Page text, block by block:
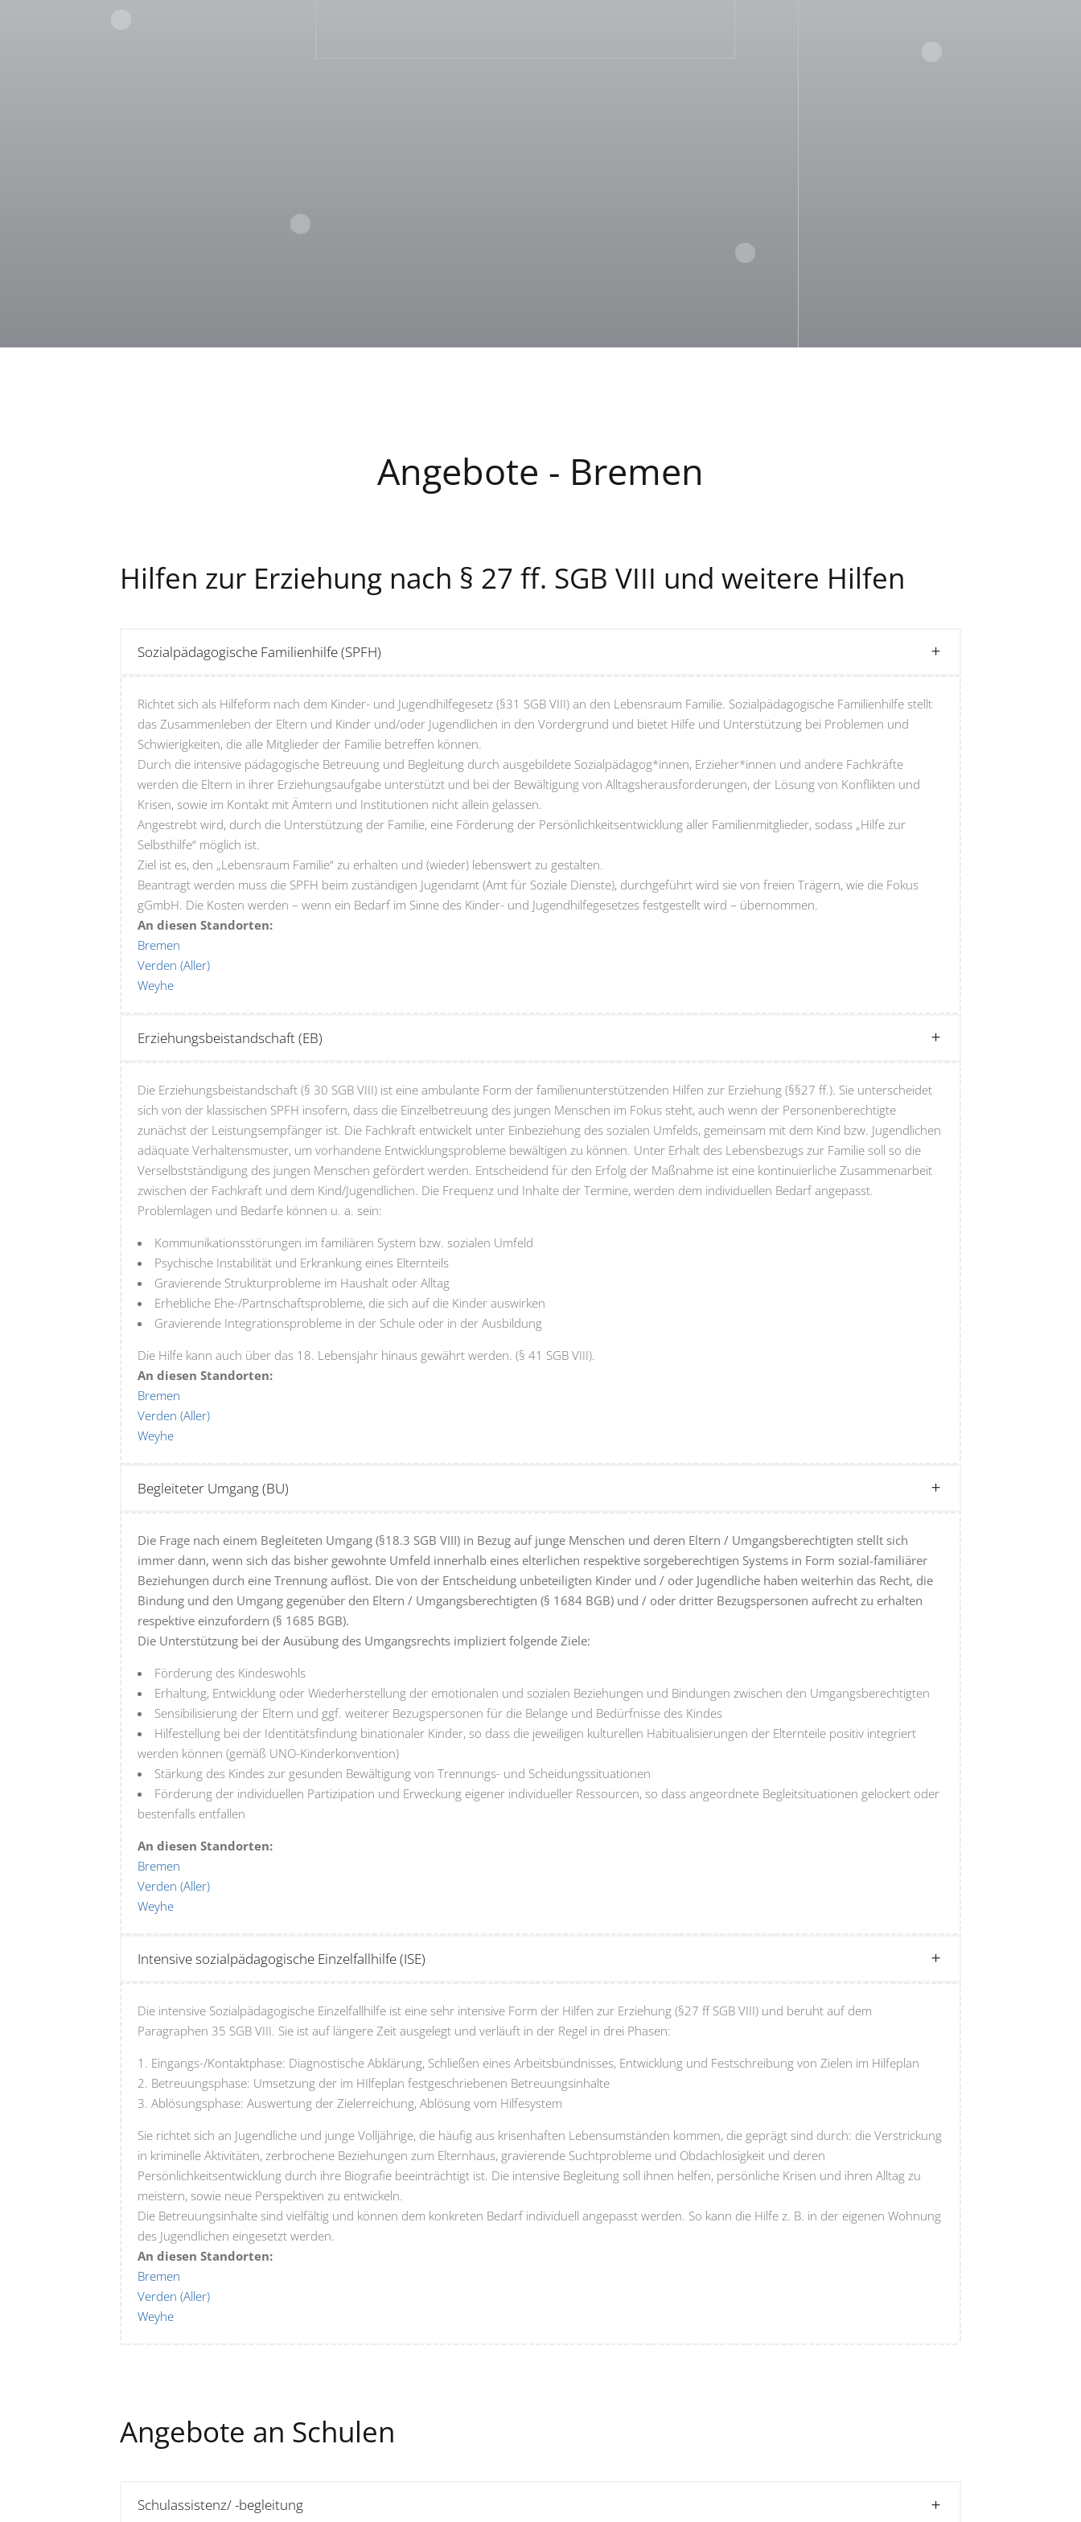
Angebote - Bremen
Hilfen zur Erziehung nach § 27 ff. SGB VIII und weitere Hilfen
Sozialpädagogische Familienhilfe (SPFH)
Richtet sich als Hilfeform nach dem Kinder- und Jugendhilfegesetz (§31 SGB VIII) an den Lebensraum Familie. Sozialpädagogische Familienhilfe stellt
das Zusammenleben der Eltern und Kinder und/oder Jugendlichen in den Vordergrund und bietet Hilfe und Unterstützung bei Problemen und
Schwierigkeiten, die alle Mitglieder der Familie betreffen können.
Durch die intensive pädagogische Betreuung und Begleitung durch ausgebildete Sozialpädagog*innen, Erzieher*innen und andere Fachkräfte
werden die Eltern in ihrer Erziehungsaufgabe unterstützt und bei der Bewältigung von Alltagsherausforderungen, der Lösung von Konflikten und
Krisen, sowie im Kontakt mit Ämtern und Institutionen nicht allein gelassen.
Angestrebt wird, durch die Unterstützung der Familie, eine Förderung der Persönlichkeitsentwicklung aller Familienmitglieder, sodass „Hilfe zur
Selbsthilfe“ möglich ist.
Ziel ist es, den „Lebensraum Familie“ zu erhalten und (wieder) lebenswert zu gestalten.
Beantragt werden muss die SPFH beim zuständigen Jugendamt (Amt für Soziale Dienste), durchgeführt wird sie von freien Trägern, wie die Fokus
gGmbH. Die Kosten werden – wenn ein Bedarf im Sinne des Kinder- und Jugendhilfegesetzes festgestellt wird – übernommen.
An diesen Standorten:
Bremen
Verden (Aller)
Weyhe
Erziehungsbeistandschaft (EB)
Die Erziehungsbeistandschaft (§ 30 SGB VIII) ist eine ambulante Form der familienunterstützenden Hilfen zur Erziehung (§§27 ff.). Sie unterscheidet
sich von der klassischen SPFH insofern, dass die Einzelbetreuung des jungen Menschen im Fokus steht, auch wenn der Personenberechtigte
zunächst der Leistungsempfänger ist. Die Fachkraft entwickelt unter Einbeziehung des sozialen Umfelds, gemeinsam mit dem Kind bzw. Jugendlichen
adäquate Verhaltensmuster, um vorhandene Entwicklungsprobleme bewältigen zu können. Unter Erhalt des Lebensbezugs zur Familie soll so die
Verselbstständigung des jungen Menschen gefördert werden. Entscheidend für den Erfolg der Maßnahme ist eine kontinuierliche Zusammenarbeit
zwischen der Fachkraft und dem Kind/Jugendlichen. Die Frequenz und Inhalte der Termine, werden dem individuellen Bedarf angepasst.
Problemlagen und Bedarfe können u. a. sein:
Kommunikationsstörungen im familiären System bzw. sozialen Umfeld
Psychische Instabilität und Erkrankung eines Elternteils
Gravierende Strukturprobleme im Haushalt oder Alltag
Erhebliche Ehe-/Partnschaftsprobleme, die sich auf die Kinder auswirken
Gravierende Integrationsprobleme in der Schule oder in der Ausbildung
Die Hilfe kann auch über das 18. Lebensjahr hinaus gewährt werden. (§ 41 SGB VIII).
An diesen Standorten:
Bremen
Verden (Aller)
Weyhe
Begleiteter Umgang (BU)
Die Frage nach einem Begleiteten Umgang (§18.3 SGB VIII) in Bezug auf junge Menschen und deren Eltern / Umgangsberechtigten stellt sich
immer dann, wenn sich das bisher gewohnte Umfeld innerhalb eines elterlichen respektive sorgeberechtigen Systems in Form sozial-familiärer
Beziehungen durch eine Trennung auflöst. Die von der Entscheidung unbeteiligten Kinder und / oder Jugendliche haben weiterhin das Recht, die
Bindung und den Umgang gegenüber den Eltern / Umgangsberechtigten (§ 1684 BGB) und / oder dritter Bezugspersonen aufrecht zu erhalten
respektive einzufordern (§ 1685 BGB).
Die Unterstützung bei der Ausübung des Umgangsrechts impliziert folgende Ziele:
Förderung des Kindeswohls
Erhaltung, Entwicklung oder Wiederherstellung der emotionalen und sozialen Beziehungen und Bindungen zwischen den Umgangsberechtigten
Sensibilisierung der Eltern und ggf. weiterer Bezugspersonen für die Belange und Bedürfnisse des Kindes
Hilfestellung bei der Identitätsfindung binationaler Kinder, so dass die jeweiligen kulturellen Habitualisierungen der Elternteile positiv integriert
werden können (gemäß UNO-Kinderkonvention)
Stärkung des Kindes zur gesunden Bewältigung von Trennungs- und Scheidungssituationen
Förderung der individuellen Partizipation und Erweckung eigener individueller Ressourcen, so dass angeordnete Begleitsituationen gelockert oder
bestenfalls entfallen
An diesen Standorten:
Bremen
Verden (Aller)
Weyhe
Intensive sozialpädagogische Einzelfallhilfe (ISE)
Die intensive Sozialpädagogische Einzelfallhilfe ist eine sehr intensive Form der Hilfen zur Erziehung (§27 ff SGB VIII) und beruht auf dem
Paragraphen 35 SGB VIII. Sie ist auf längere Zeit ausgelegt und verläuft in der Regel in drei Phasen:
Eingangs-/Kontaktphase: Diagnostische Abklärung, Schließen eines Arbeitsbündnisses, Entwicklung und Festschreibung von Zielen im Hilfeplan
Betreuungsphase: Umsetzung der im HIlfeplan festgeschriebenen Betreuungsinhalte
Ablösungsphase: Auswertung der Zielerreichung, Ablösung vom Hilfesystem
Sie richtet sich an Jugendliche und junge Volljährige, die häufig aus krisenhaften Lebensumständen kommen, die geprägt sind durch: die Verstrickung
in kriminelle Aktivitäten, zerbrochene Beziehungen zum Elternhaus, gravierende Suchtprobleme und Obdachlosigkeit und deren
Persönlichkeitsentwicklung durch ihre Biografie beeinträchtigt ist. Die intensive Begleitung soll ihnen helfen, persönliche Krisen und ihren Alltag zu
meistern, sowie neue Perspektiven zu entwickeln.
Die Betreuungsinhalte sind vielfältig und können dem konkreten Bedarf individuell angepasst werden. So kann die Hilfe z. B. in der eigenen Wohnung
des Jugendlichen eingesetzt werden.
An diesen Standorten:
Bremen
Verden (Aller)
Weyhe
Angebote an Schulen
Schulassistenz/ -begleitung